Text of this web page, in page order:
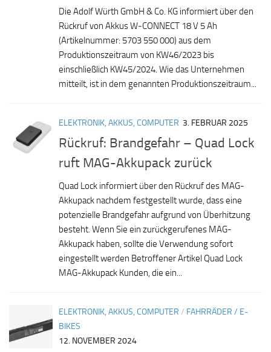
Die Adolf Würth GmbH & Co. KG informiert über den
Rückruf von Akkus W-CONNECT 18 V 5 Ah
(Artikelnummer: 5703 550 000) aus dem
Produktionszeitraum von KW46/2023 bis
einschließlich KW45/2024. Wie das Unternehmen
mitteilt, ist in dem genannten Produktionszeitraum...
ELEKTRONIK, AKKUS, COMPUTER 3. FEBRUAR 2025
Rückruf: Brandgefahr – Quad Lock
ruft MAG-Akkupack zurück
Quad Lock informiert über den Rückruf des MAG-
Akkupack nachdem festgestellt wurde, dass eine
potenzielle Brandgefahr aufgrund von Überhitzung
besteht. Wenn Sie ein zurückgerufenes MAG-
Akkupack haben, sollte die Verwendung sofort
eingestellt werden Betroffener Artikel Quad Lock
MAG-Akkupack Kunden, die ein...
ELEKTRONIK, AKKUS, COMPUTER / FAHRRÄDER / E-
BIKES
12. NOVEMBER 2024